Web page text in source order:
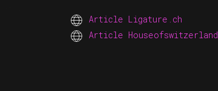
Article Ligature.ch
Article Houseofswitzerland